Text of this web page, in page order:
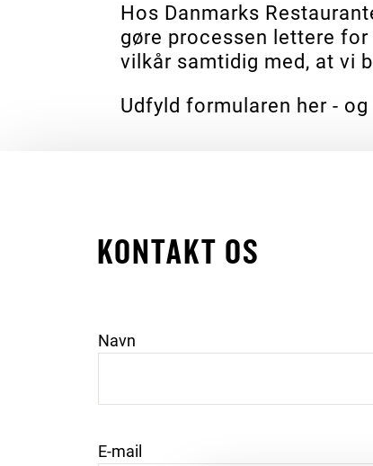
Hos Danmarks
gøre processen lettere
vilkår samtidig med, at vi
Udfyld formularen her -
KONTAKT OS
Navn
E-mail